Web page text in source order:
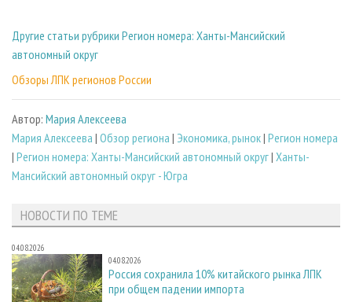
Другие статьи рубрики Регион номера: Ханты-Мансийский
автономный округ
Обзоры ЛПК регионов России
Автор: Мария Алексеева
Мария Алексеева | Обзор региона | Экономика, рынок| Регион номера
| Регион номера: Ханты-Мансийский автономный округ| Ханты-
Мансийский автономный округ - Югра
НОВОСТИ ПО ТЕМЕ
04.08.2026
04.08.2026
Россия сохранила 10% китайского рынка ЛПК
при общем падении импорта